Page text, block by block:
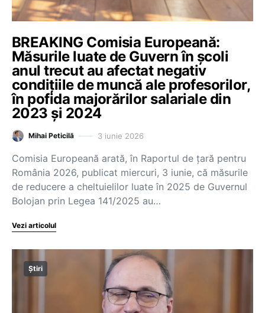
BREAKING Comisia Europeană:
Măsurile luate de Guvern în școli
anul trecut au afectat negativ
condițiile de muncă ale profesorilor,
în pofida majorărilor salariale din
2023 și 2024
Mihai Peticilă 3 iunie 2026
Comisia Europeană arată, în Raportul de țară pentru
România 2026, publicat miercuri, 3 iunie, că măsurile
de reducere a cheltuielilor luate în 2025 de Guvernul
Bolojan prin Legea 141/2025 au…
Vezi articolul
Știri